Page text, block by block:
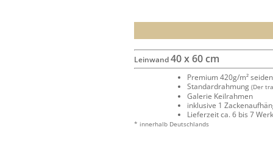
Leinwand40 x 60 cm
Premium 420g/m²
Standardrahmung (Der
Galerie Keilrahmen
inklusive 1
Lieferzeit ca. 6 bis 7
* innerhalb Deutschlands